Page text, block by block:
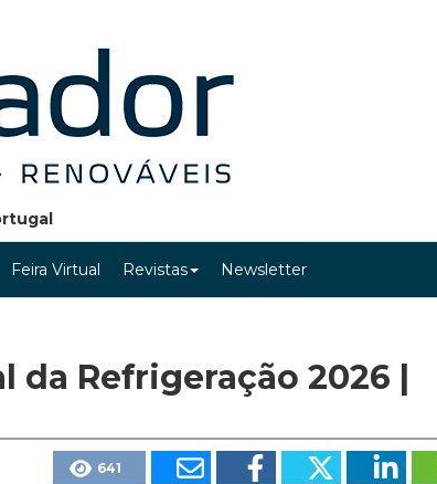
Feira Virtual Revistas Newsletter
da Refrigeração 2026 |
641